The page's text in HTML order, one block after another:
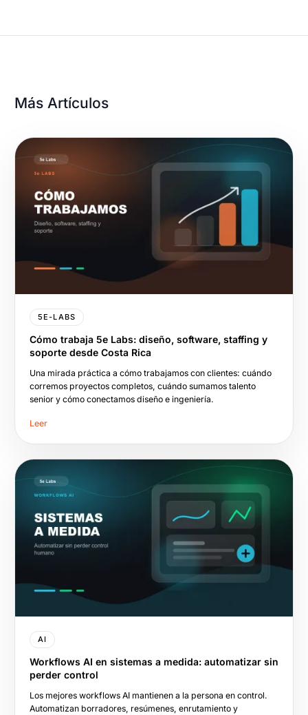
Más Artículos
5E-LABS
Cómo trabaja 5e Labs: diseño, software, staffing y
soporte desde Costa Rica
Una mirada práctica a cómo trabajamos con clientes: cuándo
corremos proyectos completos, cuándo sumamos talento
senior y cómo conectamos diseño e ingeniería.
Leer
AI
Workflows AI en sistemas a medida: automatizar sin
perder control
Los mejores workflows AI mantienen a la persona en control.
Automatizan borradores, resúmenes, enrutamiento y